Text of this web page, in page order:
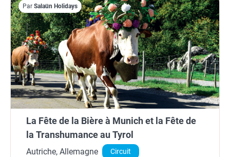
Par Salaün Holidays
La Fête de la Bière à Munich et la Fête de
la Transhumance au Tyrol
Autriche, Allemagne Circuit